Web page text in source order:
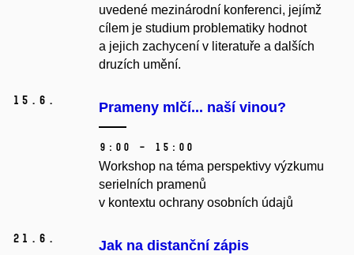
uvedené mezinárodní konfe­renci, jejímž
cílem je studium problematiky hodnot
a jejich zachycení v lite­ratuře a dalších
druzích umění.
15. 6. Prameny mlčí... naší vinou?
9:00 – 15:00
Workshop na téma perspektivy výzkumu
serielních pramenů
v kontextu ochrany osobních údajů
21. 6. Jak na distanční zápis